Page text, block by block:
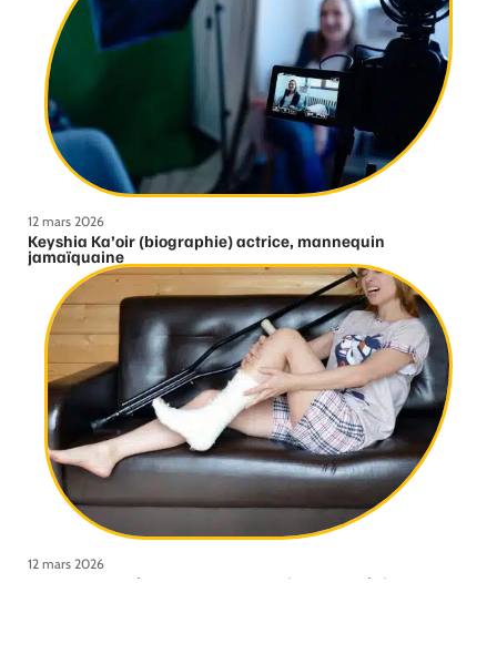
12 mars 2026
Keyshia Ka’oir (biographie) actrice, mannequin
jamaïquaine
12 mars 2026
Comment se déroule une consultation orthopédique ?